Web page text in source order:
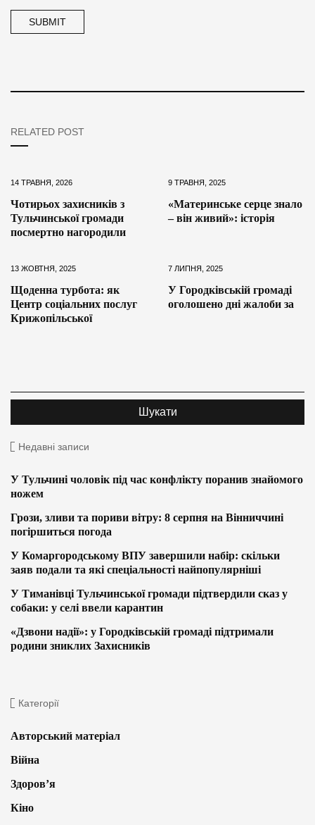
RELATED POST
14 ТРАВНЯ, 2026
Чотирьох захисників з
Тульчинської громади
посмертно нагородили
9 ТРАВНЯ, 2025
«Материнське серце знало
– він живий»: історія
13 ЖОВТНЯ, 2025
Щоденна турбота: як
Центр соціальних послуг
Крижопільської
7 ЛИПНЯ, 2025
У Городківській громаді
оголошено дні жалоби за
Недавні записи
У Тульчині чоловік під час конфлікту поранив знайомого
ножем
Грози, зливи та пориви вітру: 8 серпня на Вінниччині
погіршиться погода
У Комаргородському ВПУ завершили набір: скільки
заяв подали та які спеціальності найпопулярніші
У Тиманівці Тульчинської громади підтвердили сказ у
собаки: у селі ввели карантин
«Дзвони надії»: у Городківській громаді підтримали
родини зниклих Захисників
Категорії
Авторський матеріал
Війна
Здоров’я
Кіно